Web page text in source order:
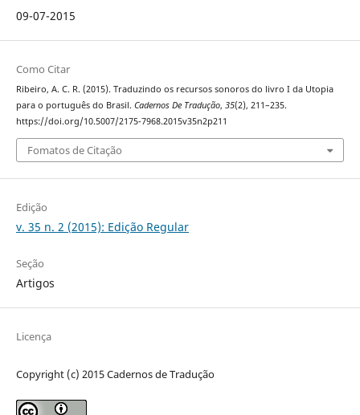
09-07-2015
Como Citar
Ribeiro, A. C. R. (2015). Traduzindo os recursos sonoros do livro I da Utopia
para o português do Brasil. Cadernos De Tradução, 35(2), 211–235.
https://doi.org/10.5007/2175-7968.2015v35n2p211
Fomatos de Citação
Edição
v. 35 n. 2 (2015): Edição Regular
Seção
Artigos
Licença
Copyright (c) 2015 Cadernos de Tradução